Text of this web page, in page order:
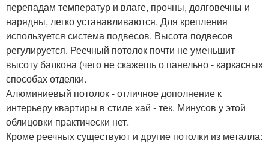
перепадам температур и влаге, прочны, долговечны и
нарядны, легко устанавливаются. Для крепления
используется система подвесов. Высота подвесов
регулируется. Реечный потолок почти не уменьшит
высоту балкона (чего не скажешь о панельно - каркасных
способах отделки.
Алюминиевый потолок - отличное дополнение к
интерьеру квартиры в стиле хай - тек. Минусов у этой
облицовки практически нет.
Кроме реечных существуют и другие потолки из металла: